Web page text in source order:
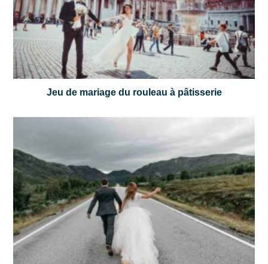
Jeu de mariage du rouleau à pâtisserie